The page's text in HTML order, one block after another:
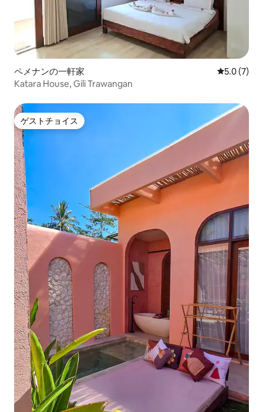
ペメナンの一軒家 レビュー7
5.0 (7)
Katara House, Gili Trawangan
ゲストチョイス
ゲストチョイス